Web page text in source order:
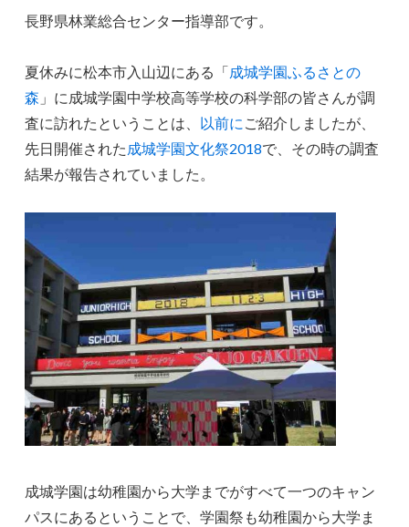
長野県林業総合センター指導部です。
夏休みに松本市入山辺にある「成城学園ふるさとの
森 」に成城学園中学校高等学校の科学部の皆さんが調
査に訪れたということは、 以前に ご紹介しましたが、
先日開催された 成城学園文化祭2018で、その時の調査
結果が報告されていました。
成城学園は幼稚園から大学までがすべて一つのキャン
パスにあるということで、学園祭も幼稚園から大学ま